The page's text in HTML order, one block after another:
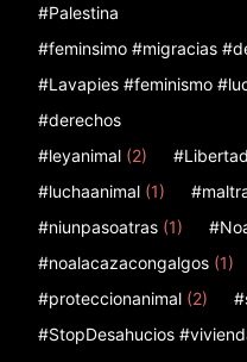
#Palestina
#feminsimo #migracias
#Lavapies #feminismo
#derechos
#leyanimal (2)
#luchaanimal (1)
#niunpasoatras (1)
#noalacazacongalgos (1)
#proteccionanimal (2)
#StopDesahucios